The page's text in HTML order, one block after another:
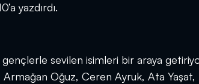
yazdırdı.
sevilen isimleri bir araya
Oğuz, Ceren Ayruk, Ata Yaşat,